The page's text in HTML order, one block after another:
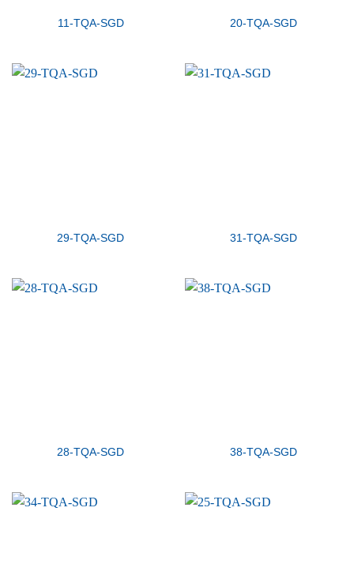
11-TQA-SGD 20-TQA-SGD
29-TQA-SGD 31-TQA-SGD
28-TQA-SGD 38-TQA-SGD